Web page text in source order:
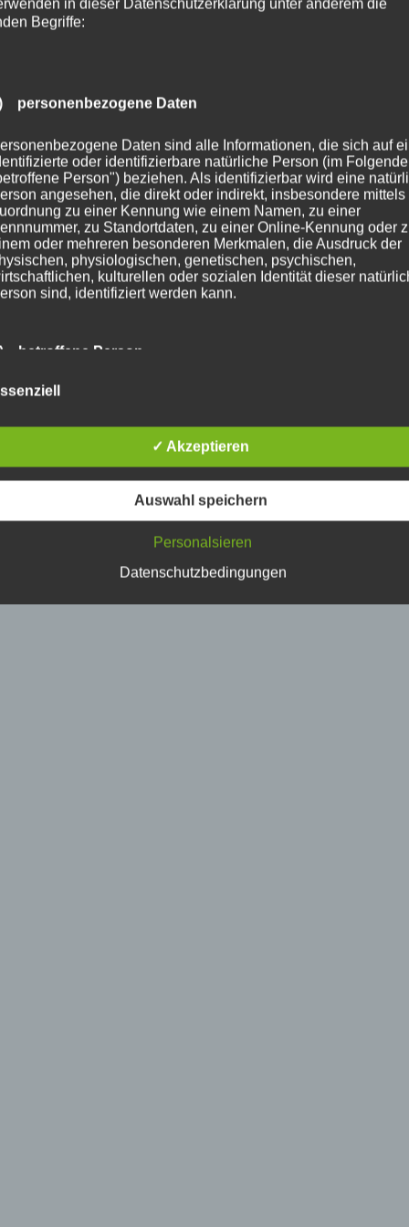
in dieser Datenschutzerklärung unter anderem die
Begriffe:
personenbezogene Daten
Daten sind alle Informationen, die sich auf
oder identifizierbare natürliche Person (im
Person") beziehen. Als identifizierbar wird eine
angesehen, die direkt oder indirekt, insbesondere mittels
zu einer Kennung wie einem Namen, zu einer
zu Standortdaten, zu einer Online-Kennung oder
oder mehreren besonderen Merkmalen, die Ausdruck der
physiologischen, genetischen, psychischen,
kulturellen oder sozialen Identität dieser
sind, identifiziert werden kann.
betroffene Person
Person ist jede identifizierte oder identifizierbare
verarbeitet werden.
Verarbeitung
Vorgang oder jede solche Vorgangsreihe im
die Organisation, das Ordnen, die Speicherung, die
die Offenlegung durch Übermittlung, Verbreitung
✓ Akzeptieren
Auswahl speichern
Personalsieren
Datenschutzbedingungen